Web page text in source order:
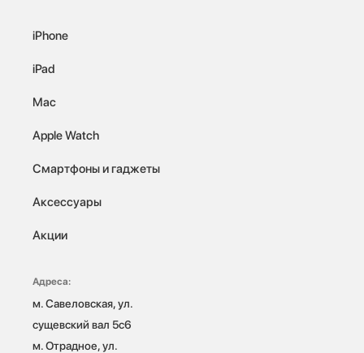
iPhone
iPad
Mac
Apple Watch
Смартфоны и гаджеты
Аксессуары
Акции
Адреса:
м. Савеловская, ул.
сущевский вал 5с6
м. Отрадное, ул.